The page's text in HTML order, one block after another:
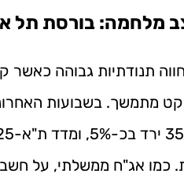
מלחמה: בורסת תל
תנודתיות גבוהה כאשר
מתמשך. בשבועות
כמו אג"ח ממשלתי, על